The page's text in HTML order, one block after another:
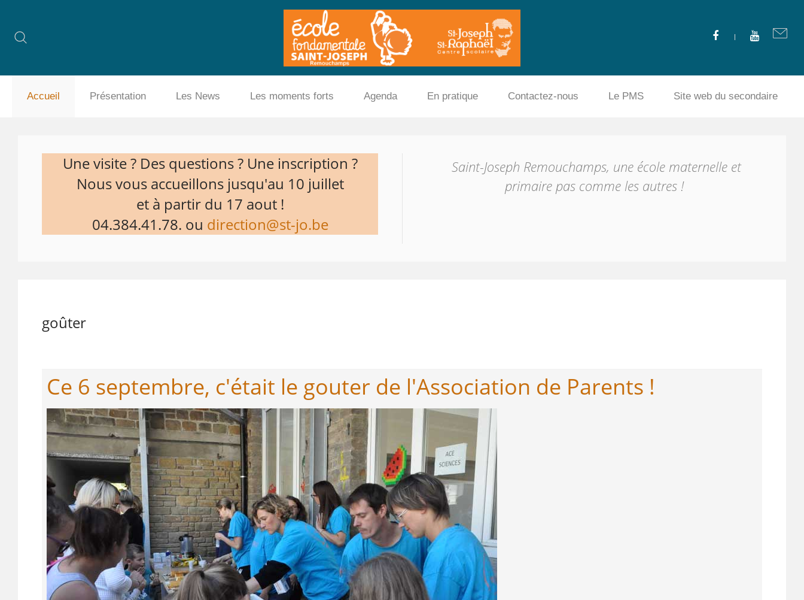
Accueil Présentation Les News Les moments forts Agenda En pratique Contactez-nous Le PMS Site web du secondaire
Une visite ? Des questions ? Une inscription ?
Nous vous accueillons jusqu'au 10 juillet
et à partir du 17 aout !
04.384.41.78. ou direction@st-jo.be
Saint-Joseph Remouchamps, une école maternelle et
primaire pas comme les autres !
goûter
Ce 6 septembre, c'était le gouter de l'Association de Parents !